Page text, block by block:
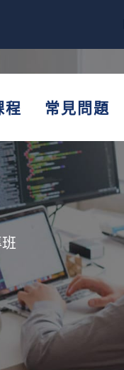
程 常見問題